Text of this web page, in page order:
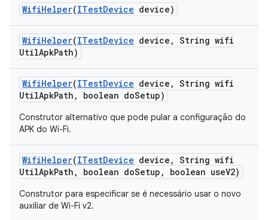
WifiHelper(ITestDevice device)
WifiHelper(ITestDevice device , String wifi
UtilApkPath)
WifiHelper(ITestDevice device , String wifi
UtilApkPath , boolean doSetup)
Construtor alternativo que pode pular a configuração do
APK do Wi-Fi.
WifiHelper(ITestDevice device , String wifi
UtilApkPath , boolean doSetup , boolean useV2)
Construtor para especificar se é necessário usar o novo
auxiliar de Wi-Fi v2.